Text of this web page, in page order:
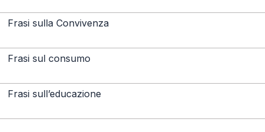
Frasi sulla Convivenza
Frasi sul consumo
Frasi sull’educazione